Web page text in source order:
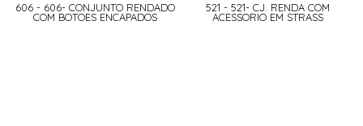
606 - 606- CONJUNTO RENDADO
COM BOTOES ENCAPADOS
521 - 521- CJ. RENDA COM
ACESSORIO EM STRASS